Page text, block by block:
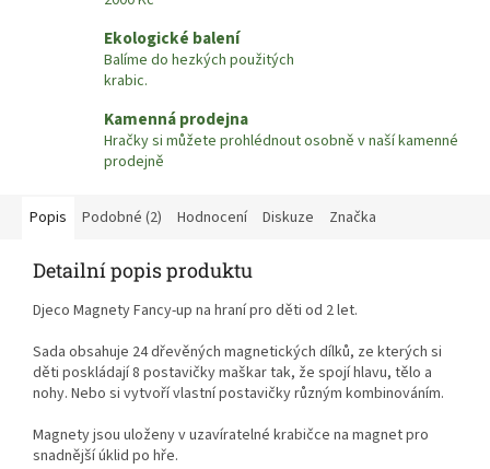
Ekologické balení
Balíme do hezkých použitých
krabic.
Kamenná prodejna
Hračky si můžete prohlédnout osobně v naší kamenné
prodejně
Popis Podobné (2) Hodnocení Diskuze Značka
Detailní popis produktu
Djeco Magnety Fancy-up na hraní pro děti od 2 let.
Sada obsahuje 24 dřevěných magnetických dílků, ze kterých si
děti poskládají 8 postavičky maškar tak, že spojí hlavu, tělo a
nohy. Nebo si vytvoří vlastní postavičky různým kombinováním.
Magnety jsou uloženy v uzavíratelné krabičce na magnet pro
snadnější úklid po hře.